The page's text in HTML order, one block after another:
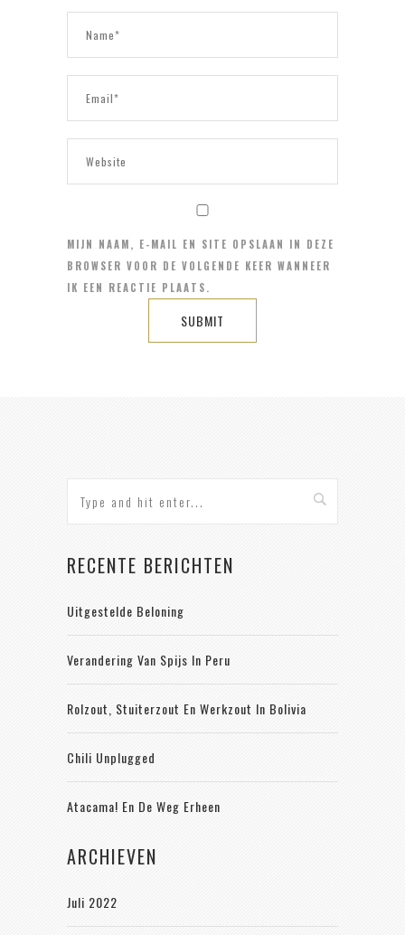
MIJN NAAM, E-MAIL EN SITE OPSLAAN IN DEZE
BROWSER VOOR DE VOLGENDE KEER WANNEER
IK EEN REACTIE PLAATS.
RECENTE BERICHTEN
Uitgestelde Beloning
Verandering Van Spijs In Peru
Rolzout, Stuiterzout En Werkzout In Bolivia
Chili Unplugged
Atacama! En De Weg Erheen
ARCHIEVEN
Juli 2022